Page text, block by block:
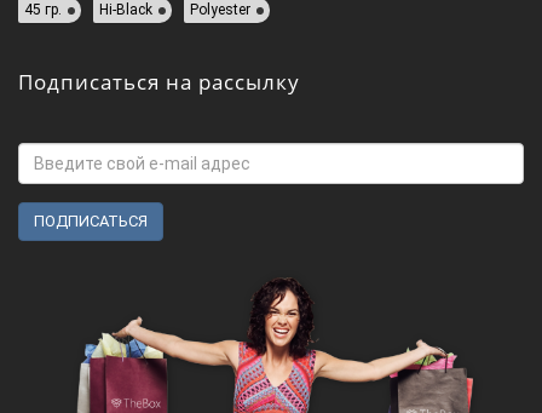
45 гр. Hi-Black Polyester
Подписаться на рассылку